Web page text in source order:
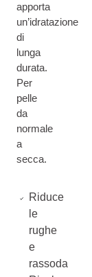
apporta
un’idratazione
di
lunga
durata.
Per
pelle
da
normale
a
secca.
Riduce
le
rughe
e
rassoda